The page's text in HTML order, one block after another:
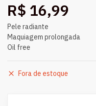
R$ 16,99
Pele radiante
Maquiagem prolongada
Oil free
Fora de estoque